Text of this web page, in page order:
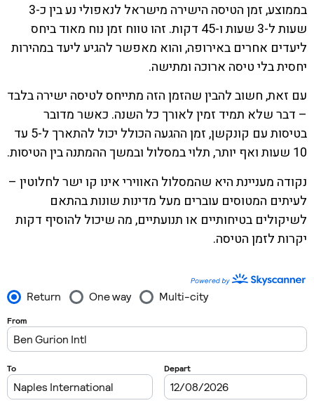
בממוצע, זמן הטיסה הישירה מישראל לנאפולי נע בין כ-3
שעות ל-3 שעות ו-45 דקות. זהו טווח זמן נוח מאוד ביחס
ליעדים אחרים באירופה, והוא מאפשר להגיע ליעד במהירות
יחסית בלי טיסה ארוכה ומתישה.
עם זאת, חשוב להבין שהזמן הזה מתייחס לטיסה ישירה בלבד
– דבר שלא תמיד זמין לאורך כל השנה. כאשר מדובר
בטיסות עם קונקשן, זמן ההגעה הכולל יכול להתארך ל-5 עד
10 שעות ואף יותר, תלוי במסלול ובמשך ההמתנה בין הטיסות.
נקודה מעניינת היא שהמסלול האווירי אינו קו ישר לחלוטין –
לעיתים המטוסים עוברים מעל מדינות שונות בהתאם
לשיקולים בטיחותיים או תנועתיים, מה שיכול להוסיף דקות
יקרות לזמן הטיסה.